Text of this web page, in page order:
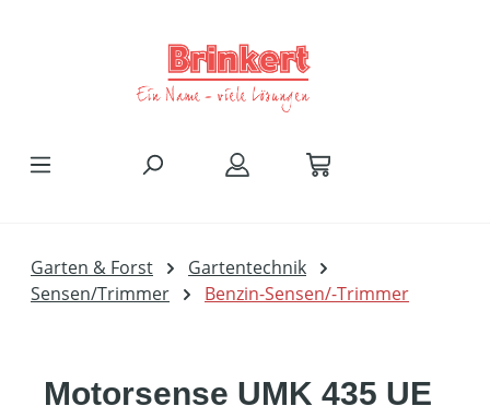
Garten & Forst
Gartentechnik
Sensen/Trimmer
Benzin-Sensen/-Trimmer
Motorsense UMK 435 UE